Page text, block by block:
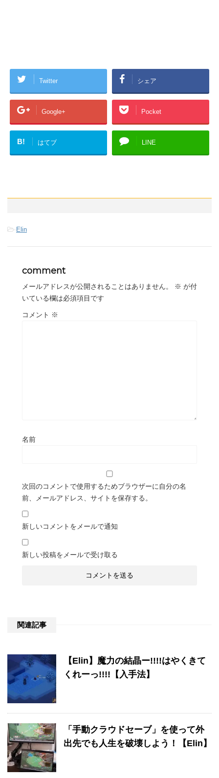
Twitter シェア
Google+ Pocket
B! はてブ LINE
-Elin
comment
メールアドレスが公開されることはありません。 ※ が付
いている欄は必須項目です
コメント ※
名前
次回のコメントで使用するためブラウザーに自分の名
前、メールアドレス、サイトを保存する。
新しいコメントをメールで通知
新しい投稿をメールで受け取る
関連記事
【Elin】魔力の結晶ー!!!!はやくきて
くれーっ!!!!【入手法】
「手動クラウドセーブ」を使って外
出先でも人生を破壊しよう！【Elin】